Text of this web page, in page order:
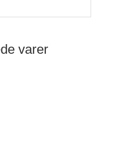
varer